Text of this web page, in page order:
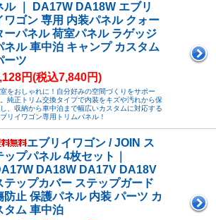
ル ｜ DA17W DA18W エブリ
ワゴン 専用 内装パネル クォー
ーパネル 荷室パネル ラゲッジ
ネル 車中泊 キャンプ カスタム
ーツ
円(税込7,840円)
をおしゃれに！自分好みの空間づくりをサポー
。純正トリム交換タイプで内装をキズや汚れから保
、収納から車中泊まで幅広いカスタムに対応する
リイワゴン専用トリムパネル！
エブリイワゴン / JOIN ス
ップパネル 4枚セット｜
DA18W DA17V DA18V
テップカバー ステップガード
防止 保護パネル 内装 パーツ カ
タム 車中泊